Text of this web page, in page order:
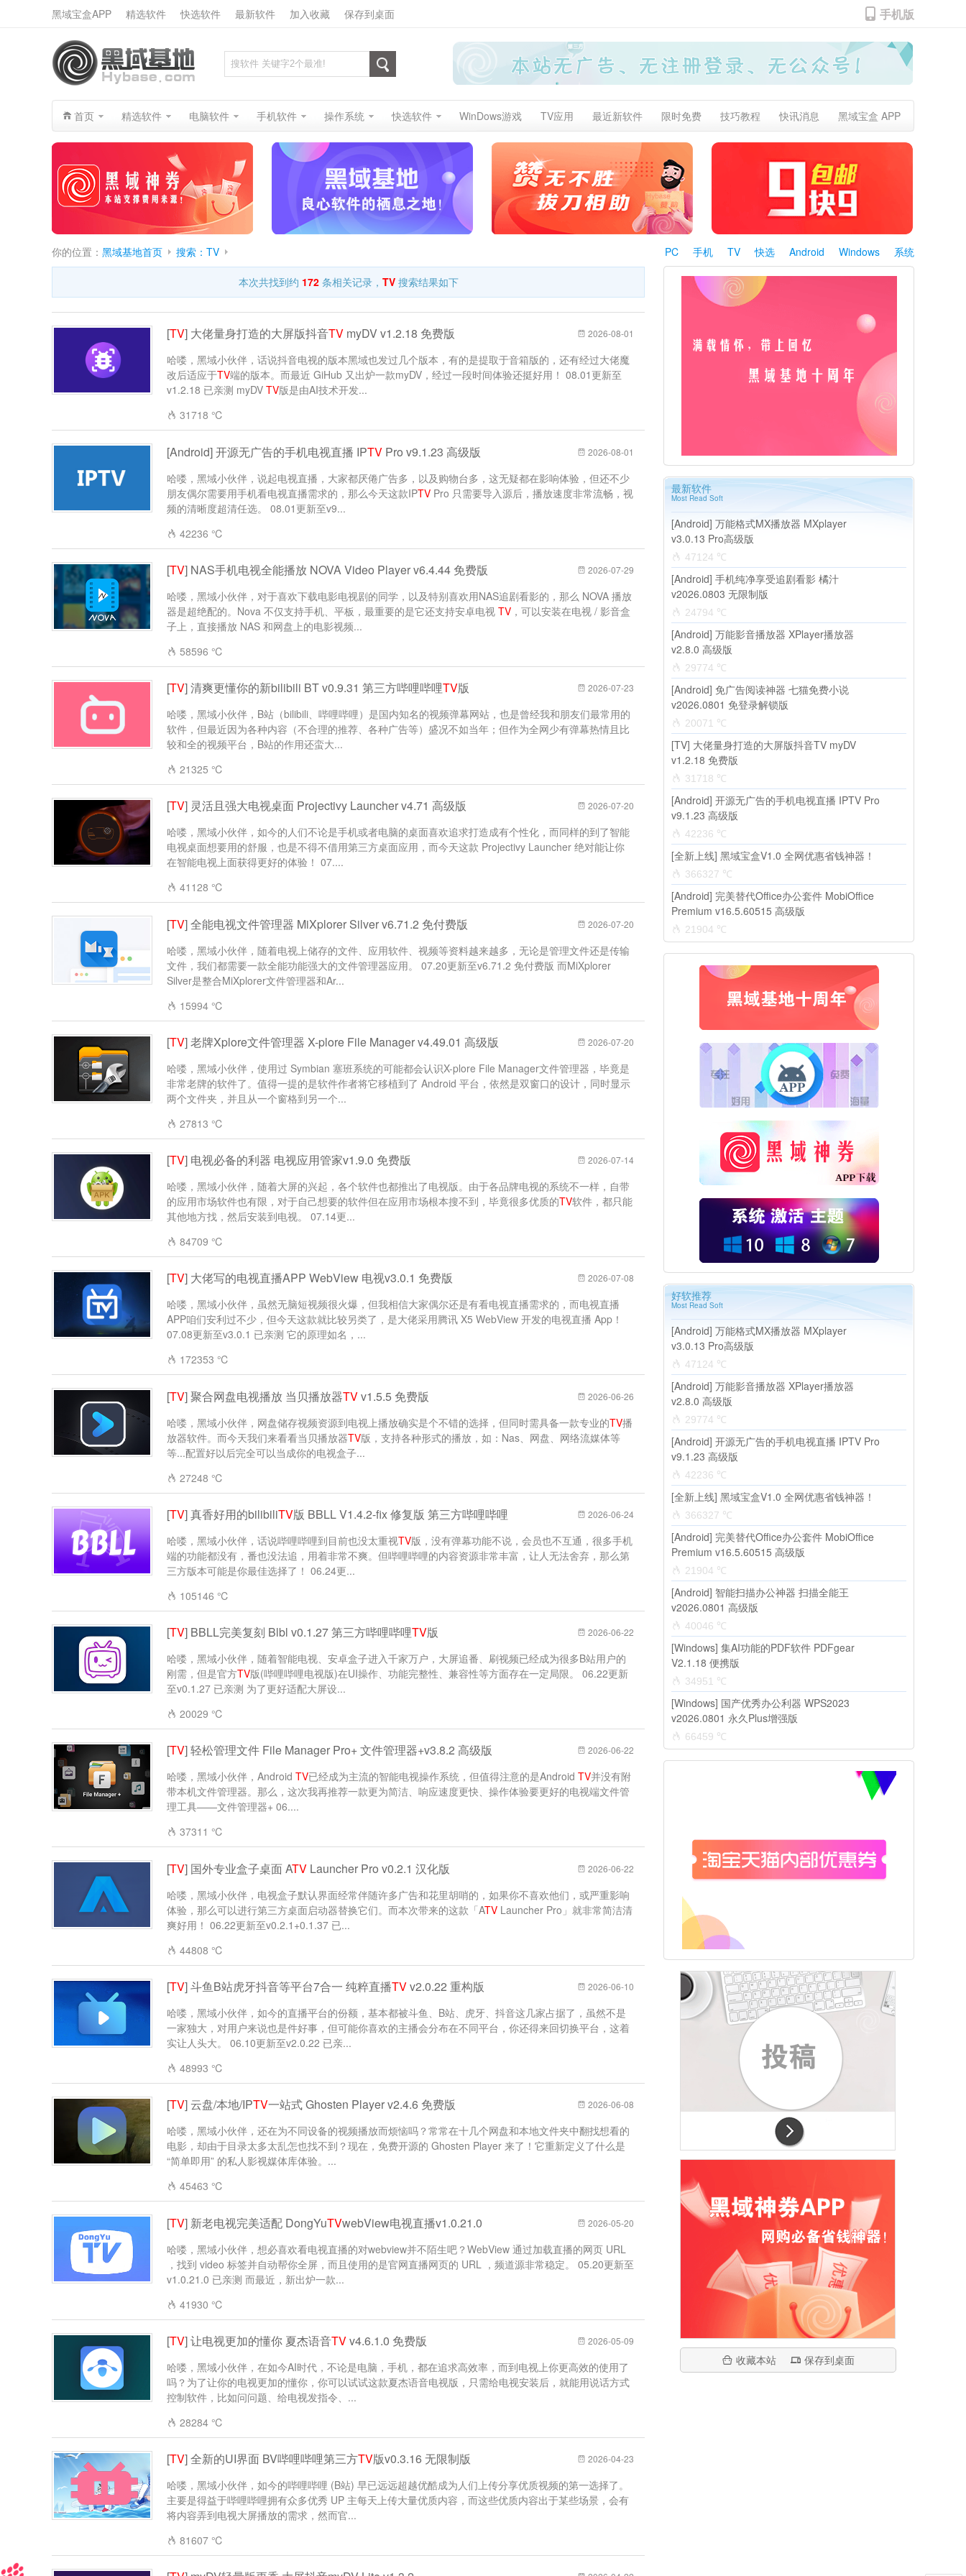
黑域宝盒APP 精选软件 快选软件 最新软件 加入收藏 保存到桌面 手机版
首页 精选软件 电脑软件 手机软件 操作系统 快选软件 WinDows游戏 TV应用 最近新软件 限时免费 技巧教程 快讯消息 黑域宝盒 APP
你的位置： 黑域基地首页 搜索：TV PC 手机 TV 快选 Android Windows 系统
本次共找到约 172条相关记录， TV搜索结果如下
[TV] 大佬量身打造的大屏版抖音TV myDV v1.2.18 免费版 2026-08-01
哈喽，黑域小伙伴，话说抖音电视的版本黑域也发过几个版本，有的是提取于音箱版的，还有经过大佬魔
改后适应于TV端的版本。而最近 GiHub 又出炉一款myDV，经过一段时间体验还挺好用！ 08.01更新至
v1.2.18 已亲测 myDV TV版是由AI技术开发...
31718 ℃
[Android] 开源无广告的手机电视直播 IPTV Pro v9.1.23 高级版 2026-08-01
哈喽，黑域小伙伴，说起电视直播，大家都厌倦广告多，以及购物台多，这无疑都在影响体验，但还不少
朋友偶尔需要用手机看电视直播需求的，那么今天这款IPTV Pro 只需要导入源后，播放速度非常流畅，视
频的清晰度超清任选。 08.01更新至v9...
42236 ℃
[TV] NAS手机电视全能播放 NOVA Video Player v6.4.44 免费版 2026-07-29
哈喽，黑域小伙伴，对于喜欢下载电影电视剧的同学，以及特别喜欢用NAS追剧看影的，那么 NOVA 播放
器是超绝配的。Nova 不仅支持手机、平板，最重要的是它还支持安卓电视 TV ，可以安装在电视 / 影音盒
子上，直接播放 NAS 和网盘上的电影视频...
58596 ℃
[TV] 清爽更懂你的新bilibili BT v0.9.31 第三方哔哩哔哩TV版 2026-07-23
哈喽，黑域小伙伴，B站（bilibili、哔哩哔哩）是国内知名的视频弹幕网站，也是曾经我和朋友们最常用的
软件，但最近因为各种内容（不合理的推荐、各种广告等）盛况不如当年；但作为全网少有弹幕热情且比
较和全的视频平台，B站的作用还蛮大...
21325 ℃
[TV] 灵活且强大电视桌面 Projectivy Launcher v4.71 高级版 2026-07-20
哈喽，黑域小伙伴，如今的人们不论是手机或者电脑的桌面喜欢追求打造成有个性化，而同样的到了智能
电视桌面想要用的舒服，也是不得不借用第三方桌面应用，而今天这款 Projectivy Launcher 绝对能让你
在智能电视上面获得更好的体验！ 07....
41128 ℃
[TV] 全能电视文件管理器 MiXplorer Silver v6.71.2 免付费版 2026-07-20
哈喽，黑域小伙伴，随着电视上储存的文件、应用软件、视频等资料越来越多，无论是管理文件还是传输
文件，我们都需要一款全能功能强大的文件管理器应用。 07.20更新至v6.71.2 免付费版 而MiXplorer
Silver是整合MiXplorer文件管理器和Ar...
15994 ℃
[TV] 老牌Xplore文件管理器 X-plore File Manager v4.49.01 高级版 2026-07-20
哈喽，黑域小伙伴，使用过 Symbian 塞班系统的可能都会认识X-plore File Manager文件管理器，毕竟是
非常老牌的软件了。值得一提的是软件作者将它移植到了 Android 平台，依然是双窗口的设计，同时显示
两个文件夹，并且从一个窗格到另一个...
27813 ℃
[TV] 电视必备的利器 电视应用管家v1.9.0 免费版 2026-07-14
哈喽，黑域小伙伴，随着大屏的兴起，各个软件也都推出了电视版。由于各品牌电视的系统不一样，自带
的应用市场软件也有限，对于自己想要的软件但在应用市场根本搜不到，毕竟很多优质的TV软件，都只能
其他地方找，然后安装到电视。 07.14更...
84709 ℃
[TV] 大佬写的电视直播APP WebView 电视v3.0.1 免费版 2026-07-08
哈喽，黑域小伙伴，虽然无脑短视频很火爆，但我相信大家偶尔还是有看电视直播需求的，而电视直播
APP咱们安利过不少，但今天这款就比较另类了，是大佬采用腾讯 X5 WebView 开发的电视直播 App！
07.08更新至v3.0.1 已亲测 它的原理如名，...
172353 ℃
[TV] 聚合网盘电视播放 当贝播放器TVv1.5.5 免费版 2026-06-26
哈喽，黑域小伙伴，网盘储存视频资源到电视上播放确实是个不错的选择，但同时需具备一款专业的TV播
放器软件。而今天我们来看看当贝播放器TV版，支持各种形式的播放，如：Nas、网盘、网络流媒体等
等...配置好以后完全可以当成你的电视盒子...
27248 ℃
[TV] 真香好用的bilibiliTV版 BBLL V1.4.2-fix 修复版 第三方哔哩哔哩 2026-06-24
哈喽，黑域小伙伴，话说哔哩哔哩到目前也没太重视TV版，没有弹幕功能不说，会员也不互通，很多手机
端的功能都没有，番也没法追，用着非常不爽。但哔哩哔哩的内容资源非常丰富，让人无法舍弃，那么第
三方版本可能是你最佳选择了！ 06.24更...
105146 ℃
[TV] BBLL完美复刻 Blbl v0.1.27 第三方哔哩哔哩TV版 2026-06-22
哈喽，黑域小伙伴，随着智能电视、安卓盒子进入千家万户，大屏追番、刷视频已经成为很多B站用户的
刚需，但是官方TV版(哔哩哔哩电视版)在UI操作、功能完整性、兼容性等方面存在一定局限。 06.22更新
至v0.1.27 已亲测 为了更好适配大屏设...
20029 ℃
[TV] 轻松管理文件 File Manager Pro+ 文件管理器+v3.8.2 高级版 2026-06-22
哈喽，黑域小伙伴，Android TV已经成为主流的智能电视操作系统，但值得注意的是Android TV并没有附
带本机文件管理器。那么，这次我再推荐一款更为简洁、响应速度更快、操作体验要更好的电视端文件管
理工具——文件管理器+ 06....
37311 ℃
[TV] 国外专业盒子桌面 ATV Launcher Pro v0.2.1 汉化版 2026-06-22
哈喽，黑域小伙伴，电视盒子默认界面经常伴随许多广告和花里胡哨的，如果你不喜欢他们，或严重影响
体验，那么可以进行第三方桌面启动器替换它们。而本次带来的这款「ATV Launcher Pro」就非常简洁清
爽好用！ 06.22更新至v0.2.1+0.1.37 已...
44808 ℃
[TV] 斗鱼B站虎牙抖音等平台7合一 纯粹直播TVv2.0.22 重构版 2026-06-10
哈喽，黑域小伙伴，如今的直播平台的份额，基本都被斗鱼、B站、虎牙、抖音这几家占据了，虽然不是
一家独大，对用户来说也是件好事，但可能你喜欢的主播会分布在不同平台，你还得来回切换平台，这着
实让人头大。 06.10更新至v2.0.22 已亲...
48993 ℃
[TV] 云盘/本地/IPTV一站式 Ghosten Player v2.4.6 免费版 2026-06-08
哈喽，黑域小伙伴，还在为不同设备的视频播放而烦恼吗？常常在十几个网盘和本地文件夹中翻找想看的
电影，却由于目录太多太乱怎也找不到？现在，免费开源的 Ghosten Player 来了！它重新定义了什么是
“简单即用” 的私人影视媒体库体验。...
45463 ℃
[TV] 新老电视完美适配 DongYuTVwebView电视直播v1.0.21.0 2026-05-20
哈喽，黑域小伙伴，想必喜欢看电视直播的对webview并不陌生吧？WebView 通过加载直播的网页 URL
，找到 video 标签并自动帮你全屏，而且使用的是官网直播网页的 URL ，频道源非常稳定。 05.20更新至
v1.0.21.0 已亲测 而最近，新出炉一款...
41930 ℃
[TV] 让电视更加的懂你 夏杰语音TVv4.6.1.0 免费版 2026-05-09
哈喽，黑域小伙伴，在如今AI时代，不论是电脑，手机，都在追求高效率，而到电视上你更高效的使用了
吗？为了让你的电视更加的懂你，你可以试试这款夏杰语音电视版，只需给电视安装后，就能用说话方式
控制软件，比如问问题、给电视发指令、...
28284 ℃
[TV] 全新的UI界面 BV哔哩哔哩第三方TV版v0.3.16 无限制版 2026-04-23
哈喽，黑域小伙伴，如今的哔哩哔哩 (B站) 早已远远超越优酷成为人们上传分享优质视频的第一选择了。
主要是得益于哔哩哔哩拥有众多优秀 UP 主每天上传大量优质内容，而这些优质内容出于某些场景，会有
将内容弄到电视大屏播放的需求，然而官...
81607 ℃
最新软件
Most Read Soft
[Android] 万能格式MX播放器 MXplayer
v3.0.13 Pro高级版
47124 ℃
[Android] 手机纯净享受追剧看影 橘汁
v2026.0803 无限制版
24794 ℃
[Android] 万能影音播放器 XPlayer播放器
v2.8.0 高级版
29774 ℃
[Android] 免广告阅读神器 七猫免费小说
v2026.0801 免登录解锁版
20071 ℃
[TV] 大佬量身打造的大屏版抖音TV myDV
v1.2.18 免费版
31718 ℃
[Android] 开源无广告的手机电视直播 IPTV Pro
v9.1.23 高级版
42236 ℃
[全新上线] 黑域宝盒V1.0 全网优惠省钱神器！
366327 ℃
[Android] 完美替代Office办公套件 MobiOffice
Premium v16.5.60515 高级版
21904 ℃
好软推荐
Most Read Soft
[Android] 万能格式MX播放器 MXplayer
v3.0.13 Pro高级版
47124 ℃
[Android] 万能影音播放器 XPlayer播放器
v2.8.0 高级版
29774 ℃
[Android] 开源无广告的手机电视直播 IPTV Pro
v9.1.23 高级版
42236 ℃
[全新上线] 黑域宝盒V1.0 全网优惠省钱神器！
366327 ℃
[Android] 完美替代Office办公套件 MobiOffice
Premium v16.5.60515 高级版
21904 ℃
[Android] 智能扫描办公神器 扫描全能王
v2026.0801 高级版
40046 ℃
[Windows] 集AI功能的PDF软件 PDFgear
V2.1.18 便携版
34951 ℃
[Windows] 国产优秀办公利器 WPS2023
v2026.0801 永久Plus增强版
66459 ℃
收藏本站 保存到桌面